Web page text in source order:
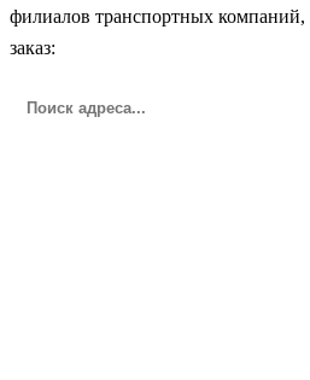
филиалов транспортных
заказ: